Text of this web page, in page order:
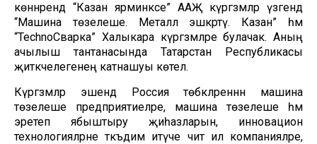
көннәрендә “Казан ярминкәсе” ААҖ күргәзмәләр үзәгендә
“Машина төзелеше. Металл эшкәртү. Казан” һәм
“TechnoСварка” Халыкара күргәзмәләре булачак. Аның
ачылыш тантанасында Татарстан Республикасы
җитәкчелегенең катнашуы көтелә.
Күргәзмәләр эшендә Россия төбәкләреннән машина
төзелеше предприятиеләре, машина төзелеше һәм
эретеп ябыштыру җиһазларын, инновацион
технологияләрне тәкъдим итүче чит ил компанияләре,